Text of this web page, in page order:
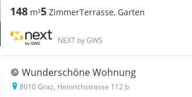
148 m²5 ZimmerTerrasse, Garten
NEXT by GWS
Wunderschöne Wohnung
8010 Graz, Heinrichstrasse 112 b